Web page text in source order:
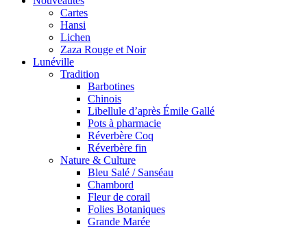
Cartes
Hansi
Lichen
Zaza Rouge et Noir
Lunéville
Tradition
Barbotines
Chinois
Libellule d’après Émile Gallé
Pots à pharmacie
Réverbère Coq
Réverbère fin
Nature & Culture
Bleu Salé / Sanséau
Chambord
Fleur de corail
Folies Botaniques
Grande Marée